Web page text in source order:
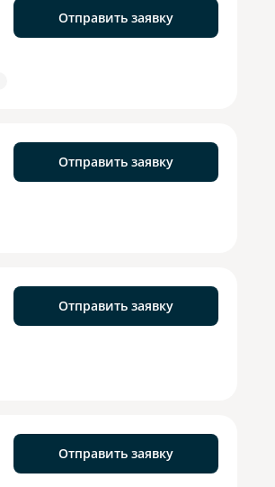
Отправить заявку
Отправить заявку
Отправить заявку
Отправить заявку